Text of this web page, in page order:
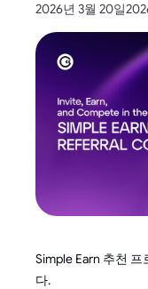
2026년 3월 20일
Simple Earn 추천
다.